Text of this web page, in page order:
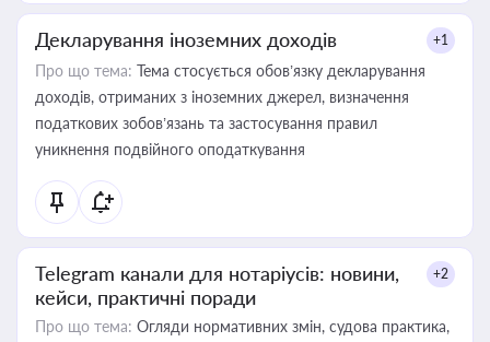
Декларування іноземних доходів +1
Про що тема: Тема стосується обов’язку декларування
доходів, отриманих з іноземних джерел, визначення
податкових зобов’язань та застосування правил
уникнення подвійного оподаткування
Telegram канали для нотаріусів: новини,
кейси, практичні поради
+2
Про що тема: Огляди нормативних змін, судова практика,